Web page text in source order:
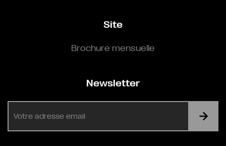
Site
Brochure mensuelle
Newsletter